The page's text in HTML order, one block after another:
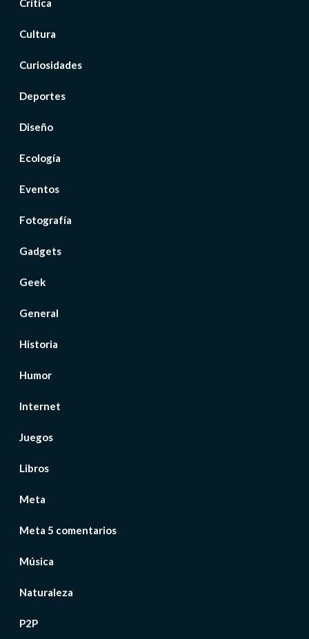
Crítica
Cultura
Curiosidades
Deportes
Diseño
Ecología
Eventos
Fotografía
Gadgets
Geek
General
Historia
Humor
Internet
Juegos
Libros
Meta
Meta 5 comentarios
Música
Naturaleza
P2P